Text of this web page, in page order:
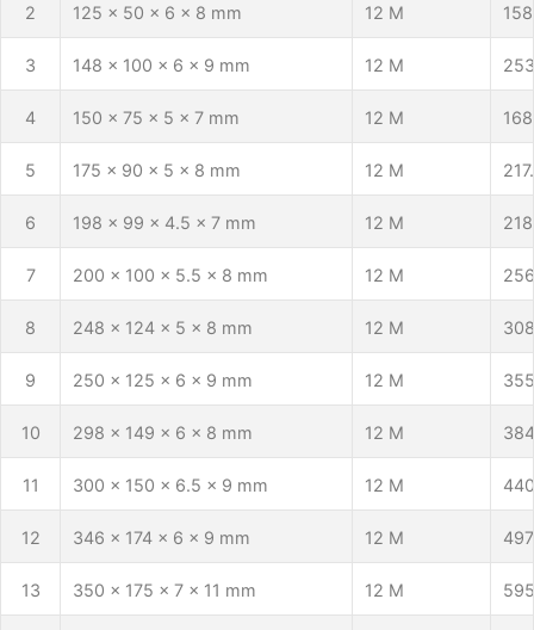
2 125 x 50 x 6 x 8 mm 12 M
3 148 x 100 x 6 x 9 mm 12 M
4 150 x 75 x 5 x 7 mm 12 M 168
5 175 x 90 x 5 x 8 mm 12 M
6 198 x 99 x 4.5 x 7 mm 12 M
7 200 x 100 x 5.5 x 8 mm 12 M 256
8 248 x 124 x 5 x 8 mm 12 M
9 250 x 125 x 6 x 9 mm 12 M
10 298 x 149 x 6 x 8 mm 12 M 384
11 300 x 150 x 6.5 x 9 mm 12 M
12 346 x 174 x 6 x 9 mm 12 M 497
13 350 x 175 x 7 x 11 mm 12 M